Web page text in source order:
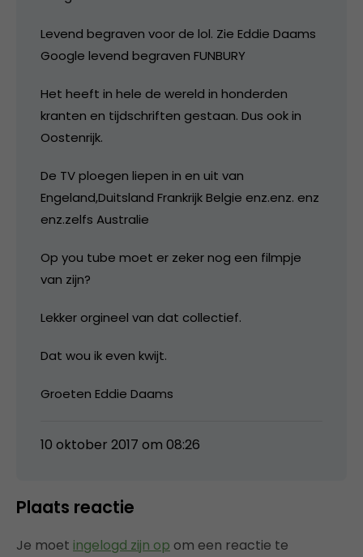
Levend begraven voor de lol. Zie Eddie Daams
Google levend begraven FUNBURY
Het heeft in hele de wereld in honderden
kranten en tijdschriften gestaan. Dus ook in
Oostenrijk.
De TV ploegen liepen in en uit van
Engeland,Duitsland Frankrijk Belgie enz.enz. enz
enz.zelfs Australie
Op you tube moet er zeker nog een filmpje
van zijn?
Lekker orgineel van dat collectief.
Dat wou ik even kwijt.
Groeten Eddie Daams
10 oktober 2017 om 08:26
Plaats reactie
Je moet ingelogd zijn op om een reactie te